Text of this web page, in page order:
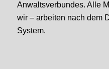
Anwalts­verbundes. Alle
wir – arbeiten nach dem
System.